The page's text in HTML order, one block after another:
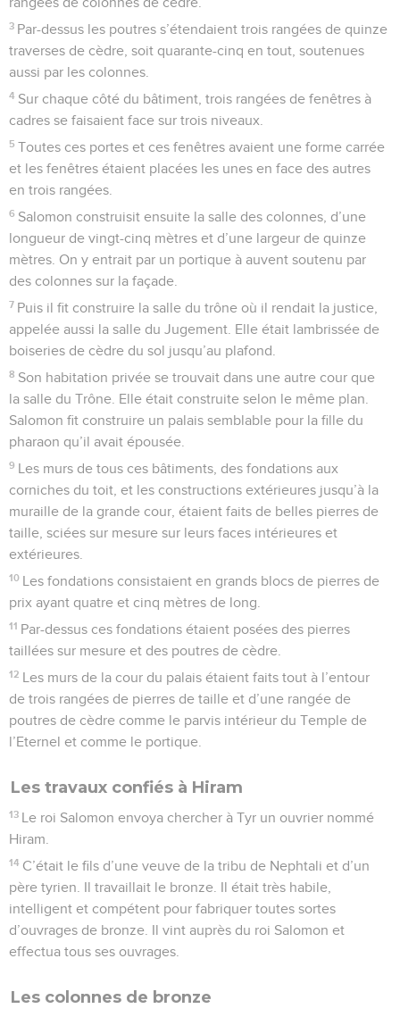
3 Par-dessus les poutres s’étendaient trois rangées de quinze
traverses de cèdre, soit quarante-cinq en tout, soutenues
aussi par les colonnes.
4 Sur chaque côté du bâtiment, trois rangées de fenêtres à
cadres se faisaient face sur trois niveaux.
5 Toutes ces portes et ces fenêtres avaient une forme carrée
et les fenêtres étaient placées les unes en face des autres
en trois rangées.
6 Salomon construisit ensuite la salle des colonnes, d’une
longueur de vingt-cinq mètres et d’une largeur de quinze
mètres. On y entrait par un portique à auvent soutenu par
des colonnes sur la façade.
7 Puis il fit construire la salle du trône où il rendait la justice,
appelée aussi la salle du Jugement. Elle était lambrissée de
boiseries de cèdre du sol jusqu’au plafond.
8 Son habitation privée se trouvait dans une autre cour que
la salle du Trône. Elle était construite selon le même plan.
Salomon fit construire un palais semblable pour la fille du
pharaon qu’il avait épousée.
9 Les murs de tous ces bâtiments, des fondations aux
corniches du toit, et les constructions extérieures jusqu’à la
muraille de la grande cour, étaient faits de belles pierres de
taille, sciées sur mesure sur leurs faces intérieures et
extérieures.
10 Les fondations consistaient en grands blocs de pierres de
prix ayant quatre et cinq mètres de long.
11 Par-dessus ces fondations étaient posées des pierres
taillées sur mesure et des poutres de cèdre.
12 Les murs de la cour du palais étaient faits tout à l’entour
de trois rangées de pierres de taille et d’une rangée de
poutres de cèdre comme le parvis intérieur du Temple de
l’Eternel et comme le portique.
Les travaux confiés à Hiram
13 Le roi Salomon envoya chercher à Tyr un ouvrier nommé
Hiram.
14 C’était le fils d’une veuve de la tribu de Nephtali et d’un
père tyrien. Il travaillait le bronze. Il était très habile,
intelligent et compétent pour fabriquer toutes sortes
d’ouvrages de bronze. Il vint auprès du roi Salomon et
effectua tous ses ouvrages.
Les colonnes de bronze